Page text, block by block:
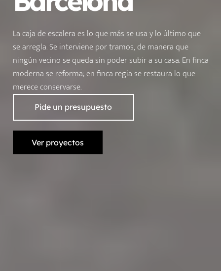
La caja de escalera es lo que más se usa y lo último que
se arregla. Se interviene por tramos, de manera que
ningún vecino se queda sin poder subir a su casa. En finca
moderna se reforma; en finca regia se restaura lo que
merece conservarse.
Pide un presupuesto
Ver proyectos